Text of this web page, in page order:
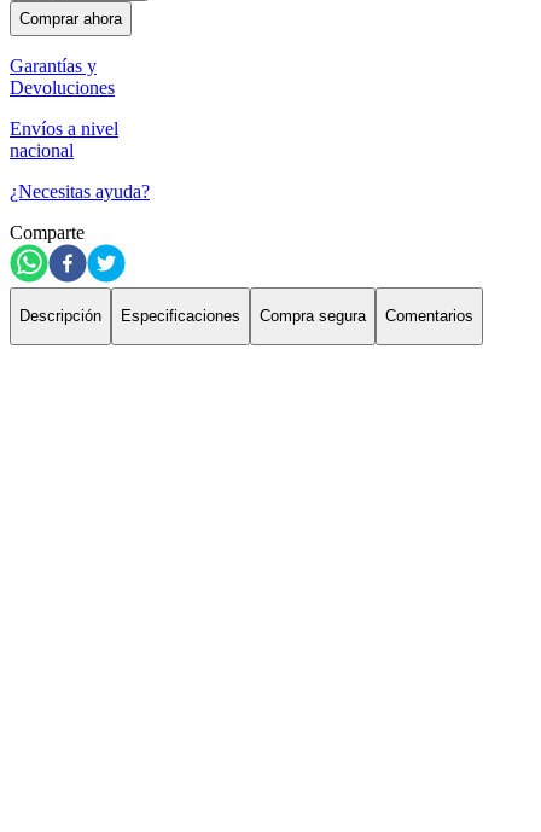
Comprar ahora
Garantías y
Devoluciones
Envíos a nivel
nacional
¿Necesitas ayuda?
Comparte
Descripción Especificaciones Compra segura Comentarios